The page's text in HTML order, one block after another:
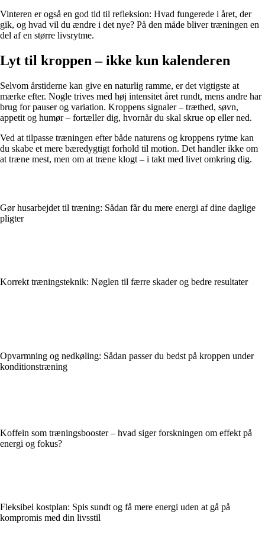
Vinteren er også en god tid til refleksion: Hvad fungerede i året, der
gik, og hvad vil du ændre i det nye? På den måde bliver træningen en
del af en større livsrytme.
Lyt til kroppen – ikke kun kalenderen
Selvom årstiderne kan give en naturlig ramme, er det vigtigste at
mærke efter. Nogle trives med høj intensitet året rundt, mens andre har
brug for pauser og variation. Kroppens signaler – træthed, søvn,
appetit og humør – fortæller dig, hvornår du skal skrue op eller ned.
Ved at tilpasse træningen efter både naturens og kroppens rytme kan
du skabe et mere bæredygtigt forhold til motion. Det handler ikke om
at træne mest, men om at træne klogt – i takt med livet omkring dig.
Gør husarbejdet til træning: Sådan får du mere energi af dine daglige
pligter
Korrekt træningsteknik: Nøglen til færre skader og bedre resultater
Opvarmning og nedkøling: Sådan passer du bedst på kroppen under
konditionstræning
Koffein som træningsbooster – hvad siger forskningen om effekt på
energi og fokus?
Fleksibel kostplan: Spis sundt og få mere energi uden at gå på
kompromis med din livsstil